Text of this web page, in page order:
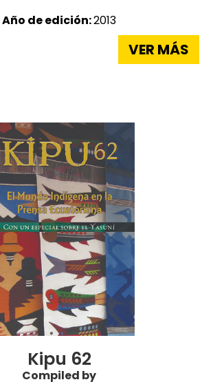
Año de edición:2013
VER MÁS
Kipu 62
Compiled by